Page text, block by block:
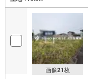
画像21枚